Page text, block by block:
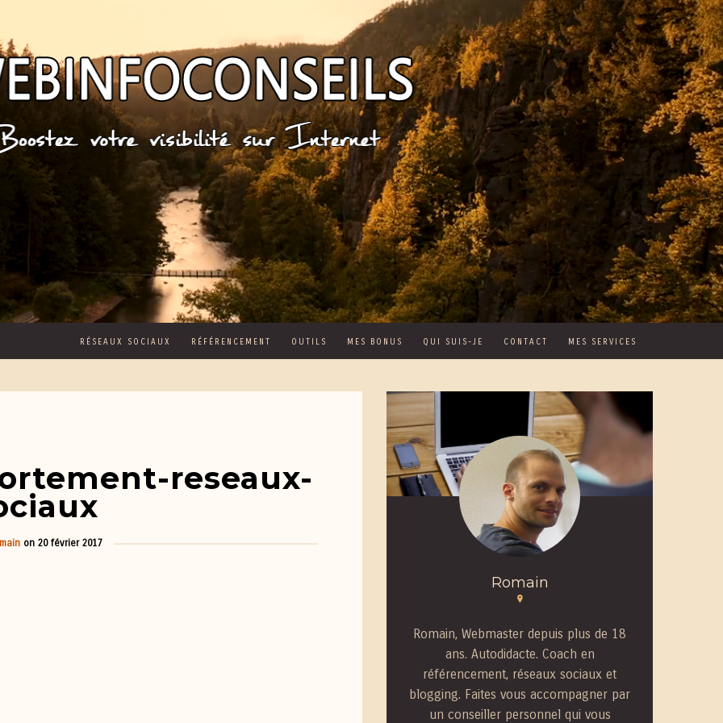
RÉSEAUX SOCIAUX RÉFÉRENCEMENT OUTILS MES BONUS QUI SUIS-JE CONTACT MES SERVICES
reseaux-
on 20 février 2017
Romain
Romain, Webmaster depuis plus de 18
ans. Autodidacte. Coach en
référencement, réseaux sociaux et
blogging. Faites vous accompagner par
un conseiller personnel qui vous